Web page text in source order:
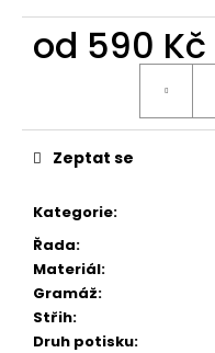
od 590 Kč
Kategorie:
Řada:
Materiál:
Gramáž:
Střih:
Druh potisku:
Zeptat se
e
HELLOWEEN
PUMPKINS
UNITED
590
Kč